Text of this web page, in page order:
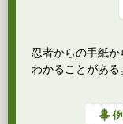
忍者からの手紙
わかることがある